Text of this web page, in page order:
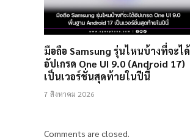
มือถือ Samsung รุ่นไหนบ้างที่จะได้
อัปเกรด One UI 9.0 (Android 17)
เป็นเวอร์ชั่นสุดท้ายในปีนี้
7 สิงหาคม 2026
Comments are closed.